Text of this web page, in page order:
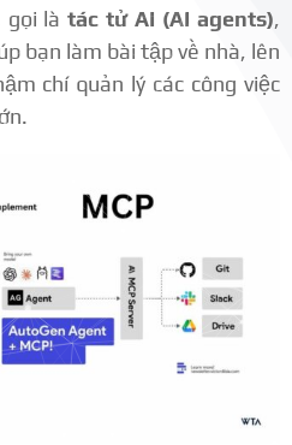
gọi làtác tử AI (AI agents),
bạn làm bài tập về nhà, lên
chí quản lý các công việc